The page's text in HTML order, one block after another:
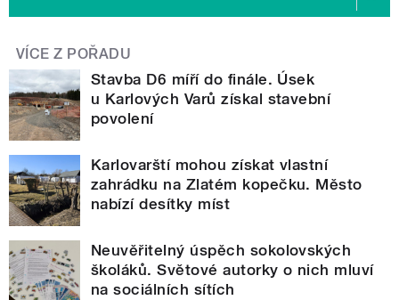
VÍCE Z POŘADU
Stavba D6 míří do finále. Úsek
u Karlových Varů získal stavební
povolení
Karlovarští mohou získat vlastní
zahrádku na Zlatém kopečku. Město
nabízí desítky míst
Neuvěřitelný úspěch sokolovských
školáků. Světové autorky o nich mluví
na sociálních sítích